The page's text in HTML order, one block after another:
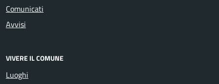
Comunicati
Avvisi
VIVERE IL COMUNE
Luoghi